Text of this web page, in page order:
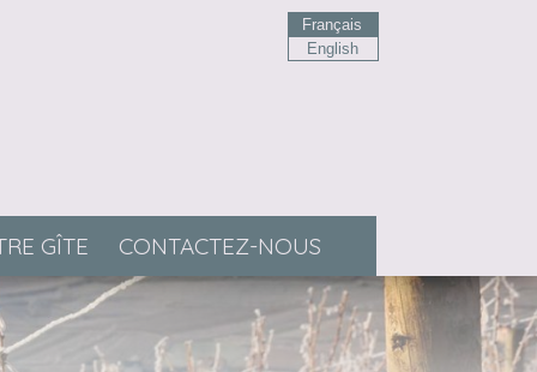
Français
English
GÎTE CONTACTEZ-NOUS